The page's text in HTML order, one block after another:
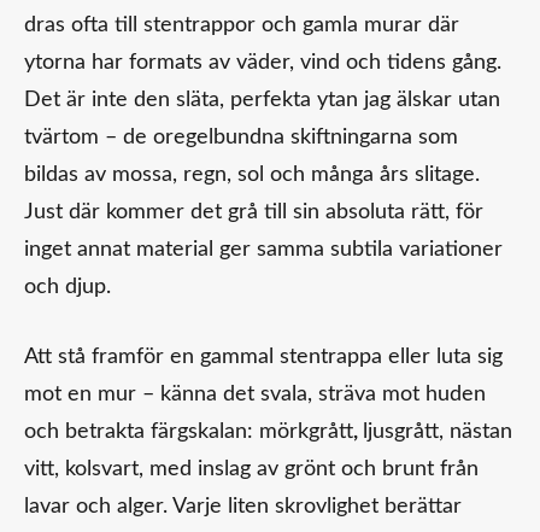
dras ofta till stentrappor och gamla murar där
ytorna har formats av väder, vind och tidens gång.
Det är inte den släta, perfekta ytan jag älskar utan
tvärtom – de oregelbundna skiftningarna som
bildas av mossa, regn, sol och många års slitage.
Just där kommer det grå till sin absoluta rätt, för
inget annat material ger samma subtila variationer
och djup.
Att stå framför en gammal stentrappa eller luta sig
mot en mur – känna det svala, sträva mot huden
och betrakta färgskalan: mörkgrått, ljusgrått, nästan
vitt, kolsvart, med inslag av grönt och brunt från
lavar och alger. Varje liten skrovlighet berättar